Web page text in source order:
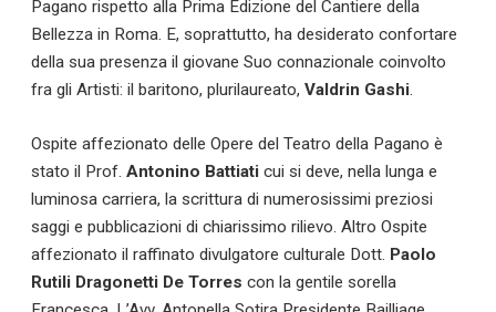
Pagano rispetto alla Prima Edizione del Cantiere della
Bellezza in Roma. E, soprattutto, ha desiderato confortare
della sua presenza il giovane Suo connazionale coinvolto
fra gli Artisti: il baritono, plurilaureato, Valdrin Gashi.
Ospite affezionato delle Opere del Teatro della Pagano è
stato il Prof. Antonino Battiati cui si deve, nella lunga e
luminosa carriera, la scrittura di numerosissimi preziosi
saggi e pubblicazioni di chiarissimo rilievo. Altro Ospite
affezionato il raffinato divulgatore culturale Dott. Paolo
Rutili Dragonetti De Torres con la gentile sorella